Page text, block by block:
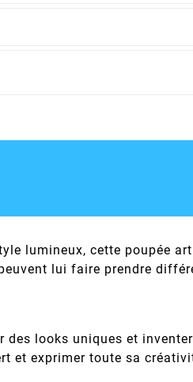
lumineux, cette poupée
lui faire prendre
des looks uniques et
et exprimer toute sa